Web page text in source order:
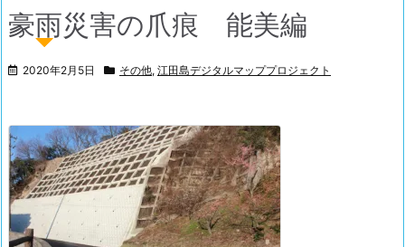
豪雨災害の爪痕 能美編
2020年2月5日 その他, 江田島デジタルマッププロジェクト